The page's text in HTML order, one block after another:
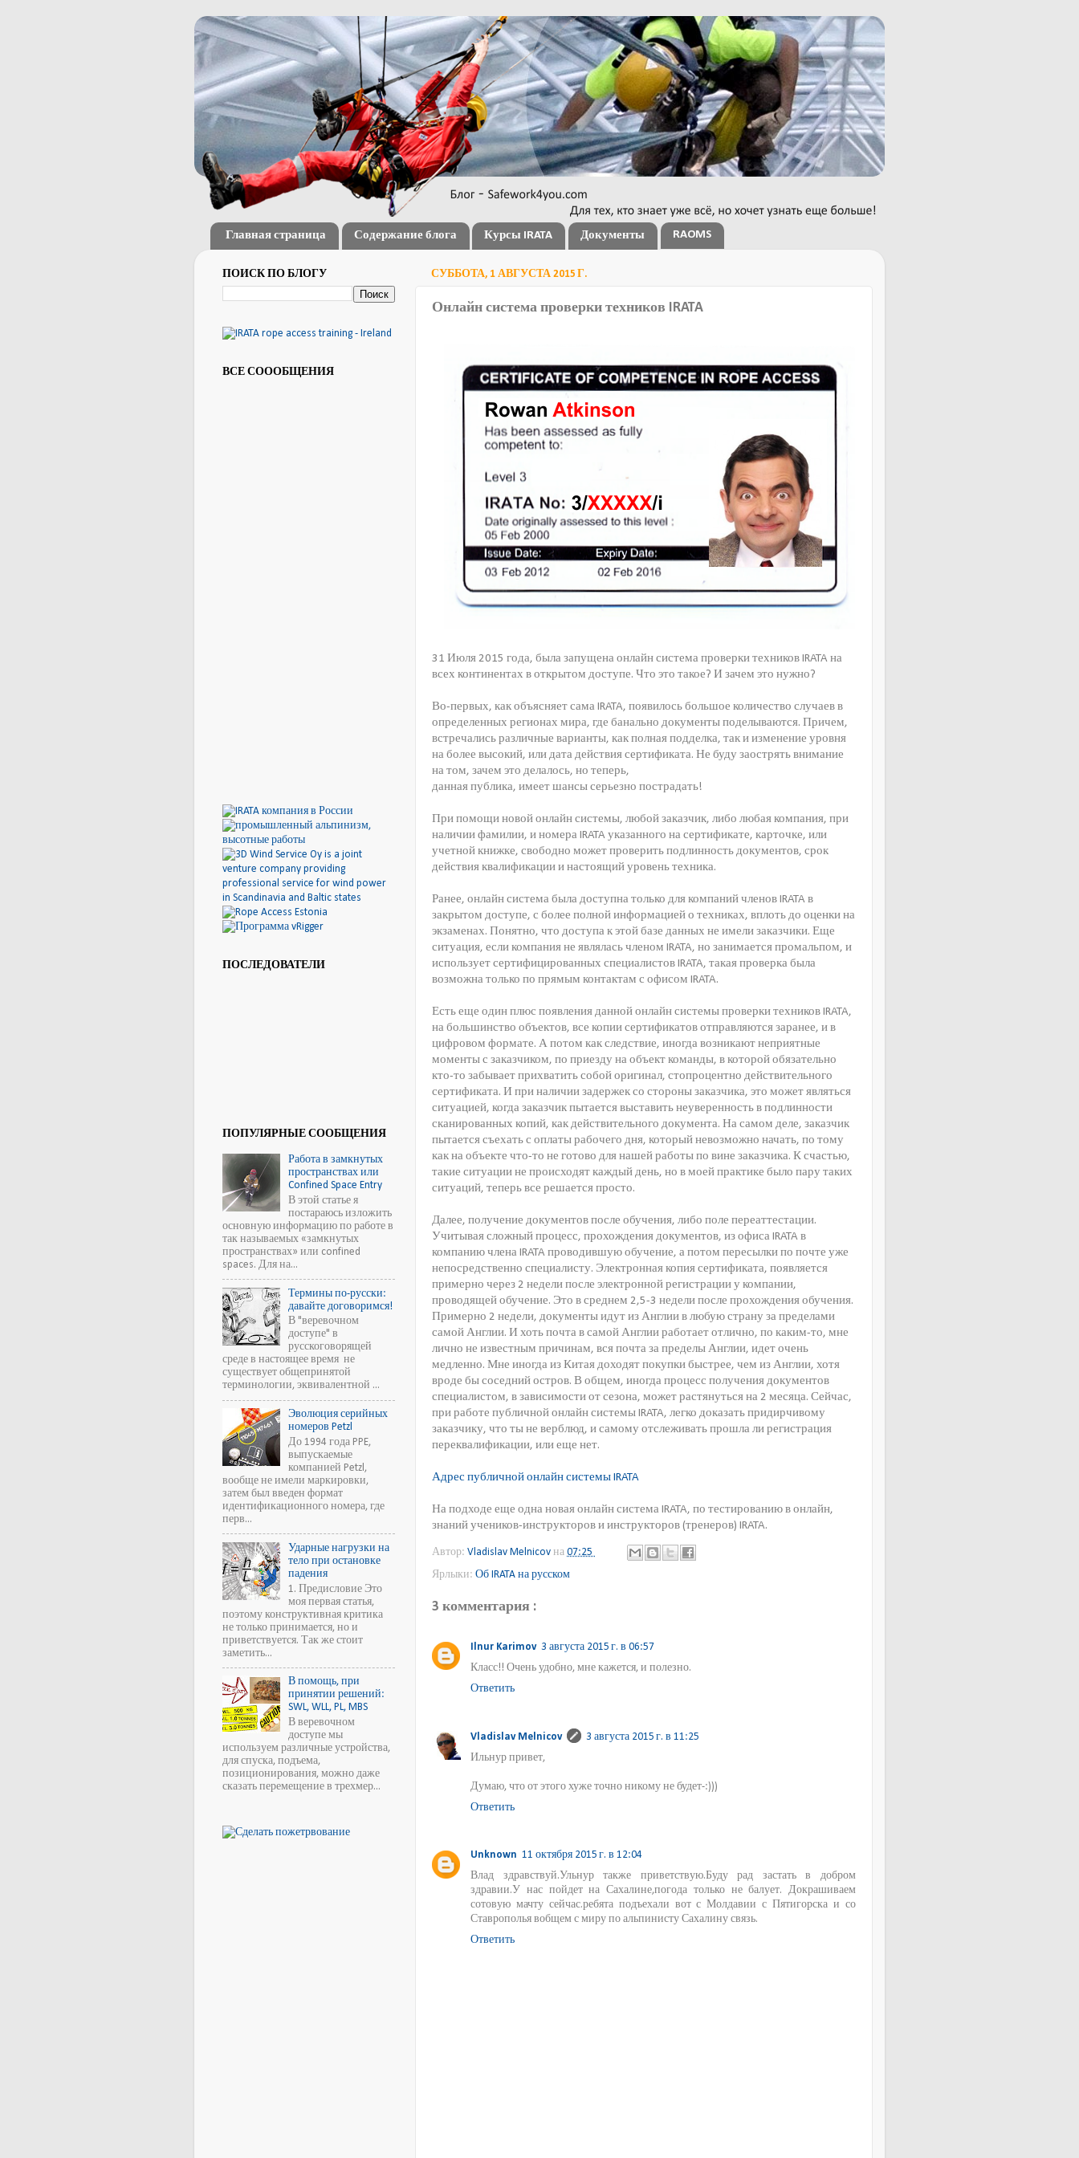
Главная страница Содержание блога Курсы IRATA Документы RAOMS
СУББОТА, 1 АВГУСТА 2015 Г.
Онлайн система проверки техников IRATA
31 Июля 2015 года, была запущена онлайн система проверки техников IRATA на
всех континентах в открытом доступе. Что это такое? И зачем это нужно?
Во-первых, как объясняет сама IRATA, появилось большое количество случаев в
определенных регионах мира, где банально документы поделываются. Причем,
встречались различные варианты, как полная подделка, так и изменение уровня
на более высокий, или дата действия сертификата. Не буду заострять внимание
на том, зачем это делалось, но теперь,
данная публика, имеет шансы серьезно пострадать!
При помощи новой онлайн системы, любой заказчик, либо любая компания, при
наличии фамилии, и номера IRATA указанного на сертификате, карточке, или
учетной книжке, свободно может проверить подлинность документов, срок
действия квалификации и настоящий уровень техника.
Ранее, онлайн система была доступна только для компаний членов IRATA в
закрытом доступе, с более полной информацией о техниках, вплоть до оценки на
экзаменах. Понятно, что доступа к этой базе данных не имели заказчики. Еще
ситуация, если компания не являлась членом IRATA, но занимается промальпом, и
использует сертифицированных специалистов IRATA, такая проверка была
возможна только по прямым контактам с офисом IRATA.
Есть еще один плюс появления данной онлайн системы проверки техников IRATA,
на большинство объектов, все копии сертификатов отправляются заранее, и в
цифровом формате. А потом как следствие, иногда возникают неприятные
моменты с заказчиком, по приезду на объект команды, в которой обязательно
кто-то забывает прихватить собой оригинал, стопроцентно действительного
сертификата. И при наличии задержек со стороны заказчика, это может являться
ситуацией, когда заказчик пытается выставить неуверенность в подлинности
сканированных копий, как действительного документа. На самом деле, заказчик
пытается съехать с оплаты рабочего дня, который невозможно начать, по тому
как на объекте что-то не готово для нашей работы по вине заказчика. К счастью,
такие ситуации не происходят каждый день, но в моей практике было пару таких
ситуаций, теперь все решается просто.
Далее, получение документов после обучения, либо поле переаттестации.
Учитывая сложный процесс, прохождения документов, из офиса IRATA в
компанию члена IRATA проводившую обучение, а потом пересылки по почте уже
непосредственно специалисту. Электронная копия сертификата, появляется
примерно через 2 недели после электронной регистрации у компании,
проводящей обучение. Это в среднем 2,5-3 недели после прохождения обучения.
Примерно 2 недели, документы идут из Англии в любую страну за пределами
самой Англии. И хоть почта в самой Англии работает отлично, по каким-то, мне
лично не известным причинам, вся почта за пределы Англии, идет очень
медленно. Мне иногда из Китая доходят покупки быстрее, чем из Англии, хотя
вроде бы соседний остров. В общем, иногда процесс получения документов
специалистом, в зависимости от сезона, может растянуться на 2 месяца. Сейчас,
при работе публичной онлайн системы IRATA, легко доказать придирчивому
заказчику, что ты не верблюд, и самому отслеживать прошла ли регистрация
переквалификации, или еще нет.
Адрес публичной онлайн системы IRATA
На подходе еще одна новая онлайн система IRATA, по тестированию в онлайн,
знаний учеников-инструкторов и инструкторов (тренеров) IRATA.
Автор: Vladislav Melnicov на 07:25
Ярлыки: Об IRATA на русском
3 комментария :
Ilnur Karimov 3 августа 2015 г. в 06:57
Класс!! Очень удобно, мне кажется, и полезно.
Ответить
Vladislav Melnicov
3 августа 2015 г. в 11:25
Ильнур привет,
Думаю, что от этого хуже точно никому не будет-:)))
Ответить
Unknown 11 октября 2015 г. в 12:04
Влад здравствуй.Ульнур также приветствую.Буду рад застать в добром
здравии.У нас пойдет на Сахалине,погода только не балует. Докрашиваем
сотовую мачту сейчас.ребята подъехали вот с Молдавии с Пятигорска и со
Ставрополья вобщем с миру по альпинисту Сахалину связь.
Ответить
ПОИСК ПО БЛОГУ
ВСЕ СОООБЩЕНИЯ
ПОСЛЕДОВАТЕЛИ
ПОПУЛЯРНЫЕ СООБЩЕНИЯ
Работа в замкнутых
пространствах или
Confined Space Entry
В этой статье я
постараюсь изложить
основную информацию по работе в
так называемых «замкнутых
пространствах» или confined
spaces. Для на...
Термины по-русски:
давайте договоримся!
В "веревочном
доступе" в
русскоговорящей
среде в настоящее время не
существует общепринятой
терминологии, эквивалентной ...
Эволюция серийных
номеров Petzl
До 1994 года PPE,
выпускаемые
компанией Petzl,
вообще не имели маркировки,
затем был введен формат
идентификационного номера, где
перв...
Ударные нагрузки на
тело при остановке
падения
1. Предисловие Это
моя первая статья,
поэтому конструктивная критика
не только принимается, но и
приветствуется. Так же стоит
заметить...
В помощь, при
принятии решений:
SWL, WLL, PL, MBS
В веревочном
доступе мы
используем различные устройства,
для спуска, подъема,
позиционирования, можно даже
сказать перемещение в трехмер...